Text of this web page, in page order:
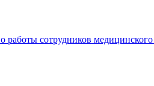
работы сотрудников